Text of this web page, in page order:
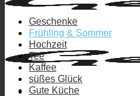
Geschenke
Frühling & Sommer
Hochzeit
Tee
Kaffee
süßes Glück
Gute Küche